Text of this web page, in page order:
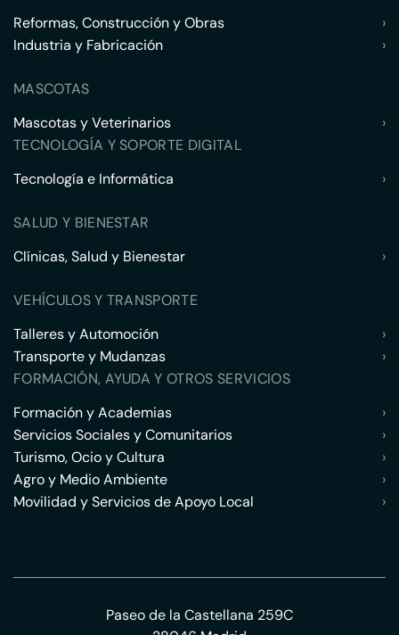
Reformas, Construcción y Obras
›
Industria y Fabricación
›
MASCOTAS
Mascotas y Veterinarios
›
TECNOLOGÍA Y SOPORTE DIGITAL
Tecnología e Informática
›
SALUD Y BIENESTAR
Clínicas, Salud y Bienestar
›
VEHÍCULOS Y TRANSPORTE
Talleres y Automoción
›
Transporte y Mudanzas
›
FORMACIÓN, AYUDA Y OTROS SERVICIOS
Formación y Academias
›
Servicios Sociales y Comunitarios
›
Turismo, Ocio y Cultura
›
Agro y Medio Ambiente
›
Movilidad y Servicios de Apoyo Local
›
Paseo de la Castellana 259C